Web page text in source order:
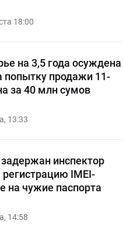
18:00
на 3,5 года осуждена
продажи 11-
за 40 млн сумов
13:33
инспектор
IMEI-
на чужие паспорта
14:58